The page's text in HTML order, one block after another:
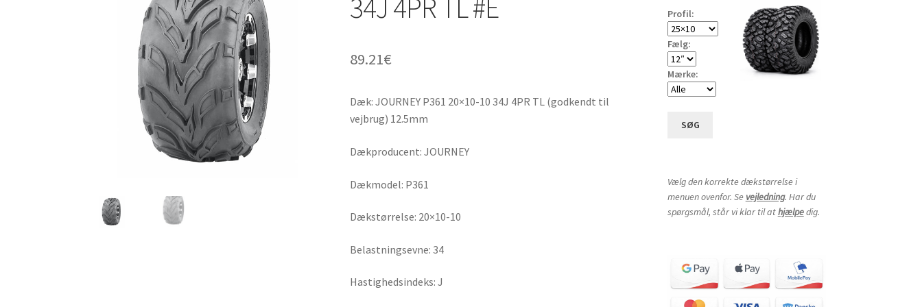
34J 4PR TL #E
89.21€
Dæk: JOURNEY P361 20×10-10 34J 4PR TL (godkendt til
vejbrug) 12.5mm
Dækproducent: JOURNEY
Dækmodel: P361
Dækstørrelse: 20×10-10
Belastningsevne: 34
Hastighedsindeks: J
Profil:
Fælg:
Mærke:
SØG
Vælg den korrekte dækstørrelse i
menuen ovenfor. Se vejledning. Har du
spørgsmål, står vi klar til athjælpedig.